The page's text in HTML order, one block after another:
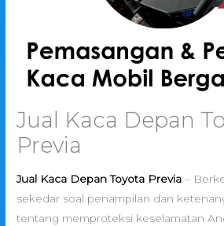
Jual Kaca Depan
Previa
Jual Kaca Depan Toyota Previa –
sekedar soal penampilan dan
tentang memproteksi keselamatan